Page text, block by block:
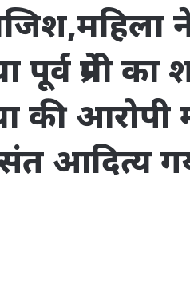
ने
प्रेमी का
की आरोपी
आदित्य